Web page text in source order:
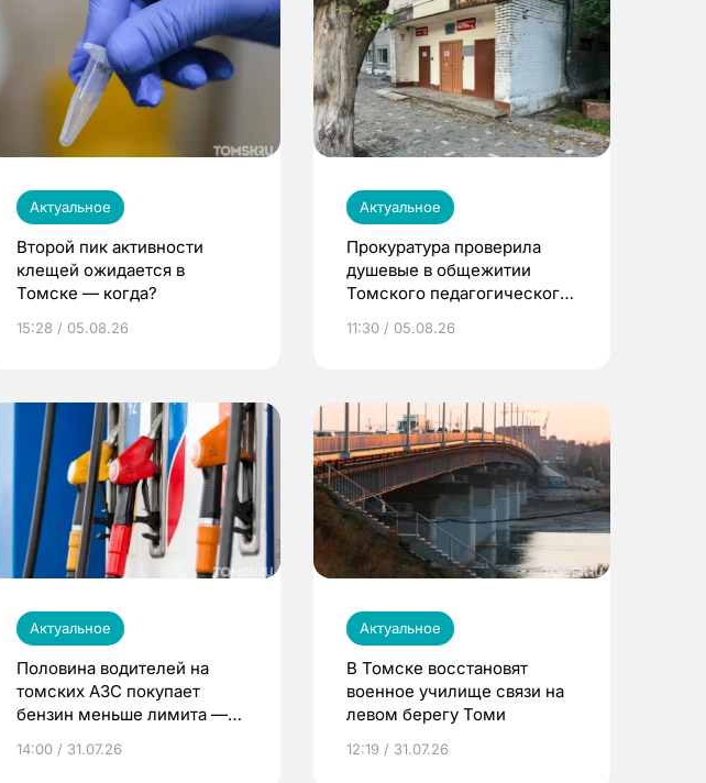
Актуальное
Второй пик активности
клещей ожидается в
Томске — когда?
15:28 / 05.08.26
Актуальное
Прокуратура проверила
душевые в общежитии
Томского педагогического
11:30 / 05.08.26
Актуальное
Половина водителей на
томских АЗС покупает
бензин меньше лимита —
14:00 / 31.07.26
Актуальное
В Томске восстановят
военное училище связи на
левом берегу Томи
12:19 / 31.07.26